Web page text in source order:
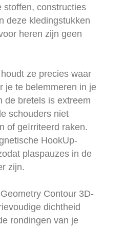
stoffen, constructies
deze kledingstukken
heren zijn geen
ze precies waar
je te belemmeren in je
de bretels is extreem
schouders niet
of geïrriteerd raken.
HookUp-
plaspauzes in de
zijn.
Contour 3D-
dichtheid
rondingen van je